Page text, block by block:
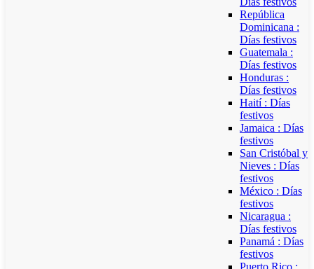
República
Dominicana :
Días festivos
Guatemala :
Días festivos
Honduras :
Días festivos
Haití : Días
festivos
Jamaica : Días
festivos
San Cristóbal y
Nieves : Días
festivos
México : Días
festivos
Nicaragua :
Días festivos
Panamá : Días
festivos
Puerto Rico :